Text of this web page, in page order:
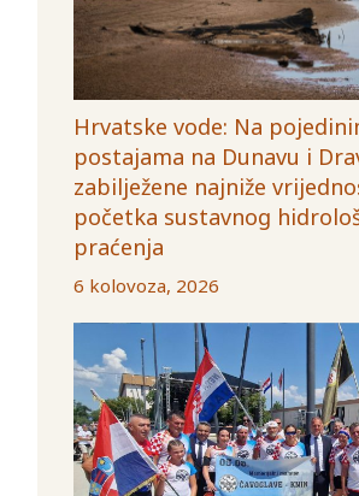
Hrvatske vode: Na
postajama na Dunavu i
zabilježene najniže
početka sustavnog
praćenja
6 kolovoza, 2026